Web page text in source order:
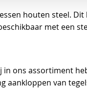
houten steel.
met een
ons assortiment
aankloppen van